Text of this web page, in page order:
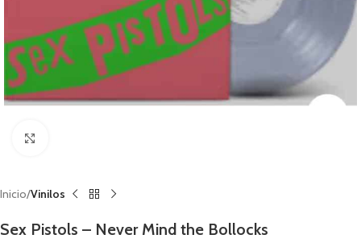
Inicio Vinilos
Sex Pistols – Never Mind the Bollocks